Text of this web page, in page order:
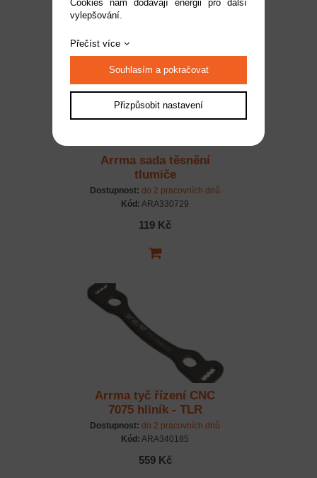
Arrma sada těsnění
tlumiče
Dostupnost: do 2 pracovních dnů
Kód: ARA330729
119 Kč
Arrma tyč řízení CNC
7075 hliník - TLR
Dostupnost: do 2 pracovních dnů
Kód: ARA340185
559 Kč
Cookies nám dodávají energii pro další
vylepšování.
Přečíst více
Souhlasím a pokračovat
Přizpůsobit nastavení